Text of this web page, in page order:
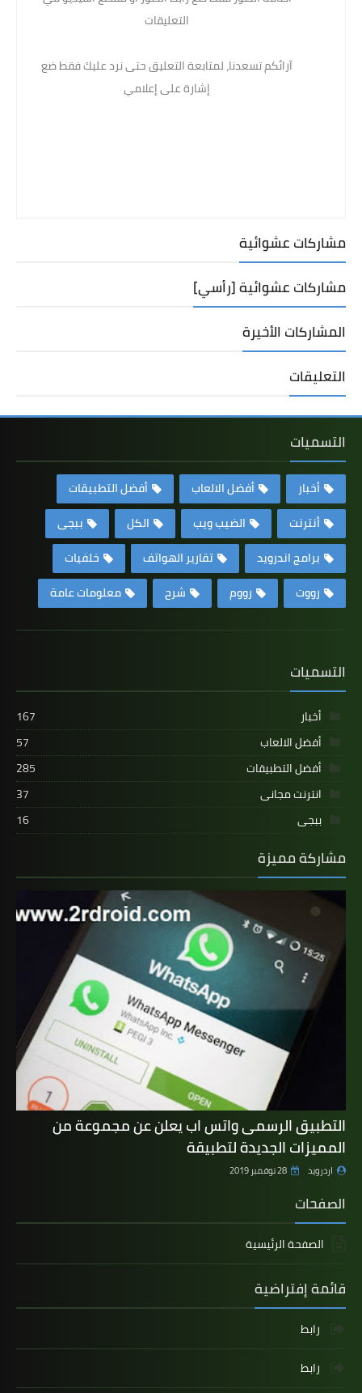
التعليقات
آرائكم تسعدنا، لمتابعة التعليق حتى نرد عليك فقط ضع
إشارة على إعلامي
مشاركات عشوائية
مشاركات عشوائية [رأسي]
المشاركات الأخيرة
التعليقات
التسميات
أخبار أفضل الالعاب
أفضل التطبيقات
أنترنت
الضيب ويب الكل
ببجى
برامج اندرويد
تقارير الهواتف
خلفيات
رووت
رووم شرح معلومات عامة
التسميات
أخبار
167
أفضل الالعاب
57
أفضل التطبيقات
285
انترنت مجانى
37
ببجى
16
مشاركة مميزة
التطبيق الرسمى واتس اب يعلن عن مجموعة من
المميزات الجديدة لتطبيقة
اردرويد 28 نوفمبر 2019
الصفحات
الصفحة الرئيسية
قائمة إفتراضية
رابط
رابط